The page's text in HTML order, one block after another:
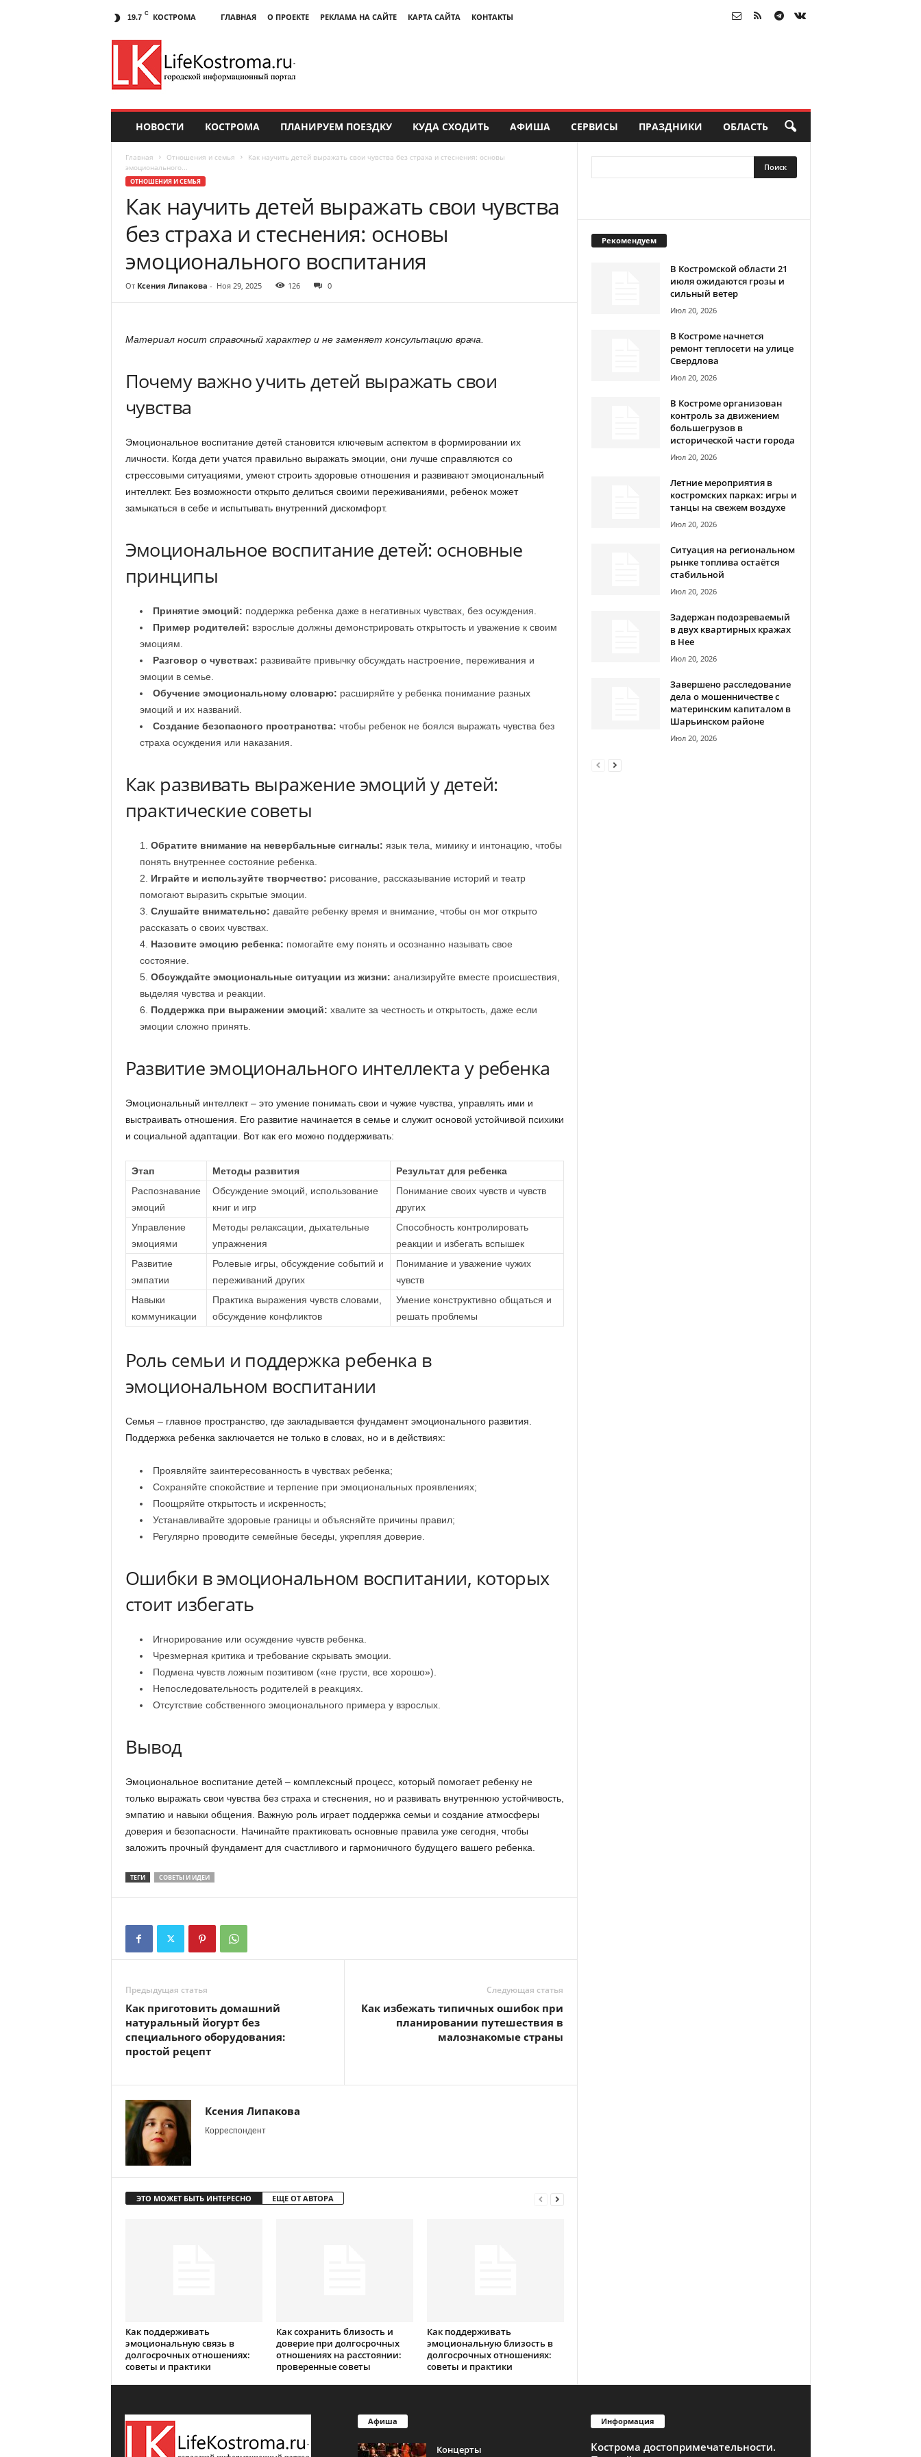
19.7 C КОСТРОМА ГЛАВНАЯ О ПРОЕКТЕ РЕКЛАМА НА САЙТЕ КАРТА САЙТА КОНТАКТЫ
НОВОСТИ КОСТРОМА ПЛАНИРУЕМ ПОЕЗДКУ КУДА СХОДИТЬ АФИША СЕРВИСЫ ПРАЗДНИКИ ОБЛАСТЬ
Главная Отношения и семья
Как научить детей выражать свои чувства без страха и стеснения: основы
эмоционального...
ОТНОШЕНИЯ И СЕМЬЯ
Как научить детей выражать свои чувства
без страха и стеснения: основы
эмоционального воспитания
От Ксения Липакова - Ноя 29, 2025 126 0
Материал носит справочный характер и не заменяет консультацию врача.
Почему важно учить детей выражать свои
чувства
Эмоциональное воспитание детей становится ключевым аспектом в формировании их
личности. Когда дети учатся правильно выражать эмоции, они лучше справляются со
стрессовыми ситуациями, умеют строить здоровые отношения и развивают эмоциональный
интеллект. Без возможности открыто делиться своими переживаниями, ребенок может
замыкаться в себе и испытывать внутренний дискомфорт.
Эмоциональное воспитание детей: основные
принципы
Принятие эмоций: поддержка ребенка даже в негативных чувствах, без осуждения.
Пример родителей: взрослые должны демонстрировать открытость и уважение к своим
эмоциям.
Разговор о чувствах: развивайте привычку обсуждать настроение, переживания и
эмоции в семье.
Обучение эмоциональному словарю: расширяйте у ребенка понимание разных
эмоций и их названий.
Создание безопасного пространства: чтобы ребенок не боялся выражать чувства без
страха осуждения или наказания.
Как развивать выражение эмоций у детей:
практические советы
Обратите внимание на невербальные сигналы: язык тела, мимику и интонацию, чтобы
понять внутреннее состояние ребенка.
Играйте и используйте творчество: рисование, рассказывание историй и театр
помогают выразить скрытые эмоции.
Слушайте внимательно: давайте ребенку время и внимание, чтобы он мог открыто
рассказать о своих чувствах.
Назовите эмоцию ребенка: помогайте ему понять и осознанно называть свое
состояние.
Обсуждайте эмоциональные ситуации из жизни: анализируйте вместе происшествия,
выделяя чувства и реакции.
Поддержка при выражении эмоций: хвалите за честность и открытость, даже если
эмоции сложно принять.
Развитие эмоционального интеллекта у ребенка
Эмоциональный интеллект – это умение понимать свои и чужие чувства, управлять ими и
выстраивать отношения. Его развитие начинается в семье и служит основой устойчивой психики
и социальной адаптации. Вот как его можно поддерживать:
Этап Методы развития
Результат для ребенка
Распознавание
эмоций
Обсуждение эмоций, использование
книг и игр
Понимание своих чувств и чувств
других
Управление
эмоциями
Методы релаксации, дыхательные
упражнения
Способность контролировать
реакции и избегать вспышек
Развитие
эмпатии
Ролевые игры, обсуждение событий и
переживаний других
Понимание и уважение чужих
чувств
Навыки
коммуникации
Практика выражения чувств словами,
обсуждение конфликтов
Умение конструктивно общаться и
решать проблемы
Роль семьи и поддержка ребенка в
эмоциональном воспитании
Семья – главное пространство, где закладывается фундамент эмоционального развития.
Поддержка ребенка заключается не только в словах, но и в действиях:
Проявляйте заинтересованность в чувствах ребенка;
Сохраняйте спокойствие и терпение при эмоциональных проявлениях;
Поощряйте открытость и искренность;
Устанавливайте здоровые границы и объясняйте причины правил;
Регулярно проводите семейные беседы, укрепляя доверие.
Ошибки в эмоциональном воспитании, которых
стоит избегать
Игнорирование или осуждение чувств ребенка.
Чрезмерная критика и требование скрывать эмоции.
Подмена чувств ложным позитивом («не грусти, все хорошо»).
Непоследовательность родителей в реакциях.
Отсутствие собственного эмоционального примера у взрослых.
Вывод
Эмоциональное воспитание детей – комплексный процесс, который помогает ребенку не
только выражать свои чувства без страха и стеснения, но и развивать внутреннюю устойчивость,
эмпатию и навыки общения. Важную роль играет поддержка семьи и создание атмосферы
доверия и безопасности. Начинайте практиковать основные правила уже сегодня, чтобы
заложить прочный фундамент для счастливого и гармоничного будущего вашего ребенка.
ТЕГИ СОВЕТЫ И ИДЕИ
Предыдущая статья
Как приготовить домашний
натуральный йогурт без
специального оборудования:
простой рецепт
Следующая статья
Как избежать типичных ошибок при
планировании путешествия в
малознакомые страны
Ксения Липакова
Корреспондент
ЭТО МОЖЕТ БЫТЬ ИНТЕРЕСНО ЕЩЕ ОТ АВТОРА
Как поддерживать
эмоциональную связь в
долгосрочных отношениях:
советы и практики
Как сохранить близость и
доверие при долгосрочных
отношениях на расстоянии:
проверенные советы
Как поддерживать
эмоциональную близость в
долгосрочных отношениях:
советы и практики
Рекомендуем
В Костромской области 21
июля ожидаются грозы и
сильный ветер
Июл 20, 2026
В Костроме начнется
ремонт теплосети на улице
Свердлова
Июл 20, 2026
В Костроме организован
контроль за движением
большегрузов в
исторической части города
Июл 20, 2026
Летние мероприятия в
костромских парках: игры и
танцы на свежем воздухе
Июл 20, 2026
Ситуация на региональном
рынке топлива остаётся
стабильной
Июл 20, 2026
Задержан подозреваемый
в двух квартирных кражах
в Нее
Июл 20, 2026
Завершено расследование
дела о мошенничестве с
материнским капиталом в
Шарьинском районе
Июл 20, 2026
Афиша
Концерты
Информация
Кострома достопримечательности.